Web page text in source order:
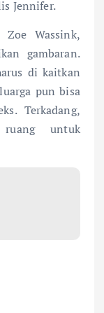
Jennifer.
Wassink,
gambaran.
di kaitkan
pun bisa
Terkadang,
untuk